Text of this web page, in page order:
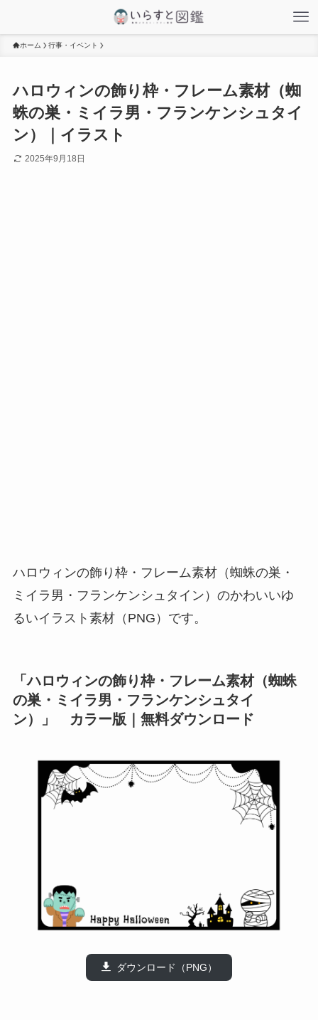
ホーム 行事・イベント
ハロウィンの飾り枠・フレーム素材（蜘
蛛の巣・ミイラ男・フランケンシュタイ
ン）｜イラスト
2025年9月18日
ハロウィンの飾り枠・フレーム素材（蜘蛛の巣・
ミイラ男・フランケンシュタイン）のかわいいゆ
るいイラスト素材（PNG）です。
「ハロウィンの飾り枠・フレーム素材（蜘蛛
の巣・ミイラ男・フランケンシュタイ
ン）」 カラー版｜無料ダウンロード
ダウンロード（PNG）